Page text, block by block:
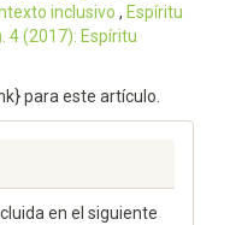
inclusivo , Espí­ritu
4 (2017): Espíritu
para este artículo.
en el siguiente